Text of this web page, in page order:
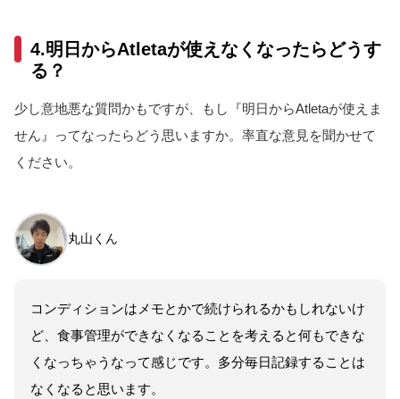
4.明日からAtletaが使えなくなったらどうす
る？
少し意地悪な質問かもですが、もし『明日からAtletaが使えま
せん』ってなったらどう思いますか。率直な意見を聞かせて
ください。
コンディションはメモとかで続けられるかもしれないけ
ど、食事管理ができなくなることを考えると何もできな
くなっちゃうなって感じです。多分毎日記録することは
なくなると思います。
丸山くん